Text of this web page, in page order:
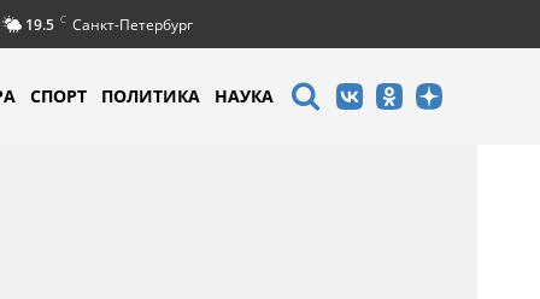
19.5 C Санкт-Петербург
СПОРТ ПОЛИТИКА НАУКА